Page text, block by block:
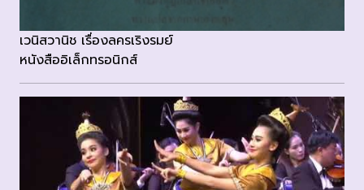
เวนิสวานิช เรื่องลครเริงรมย์
หนังสืออิเล็กทรอนิกส์